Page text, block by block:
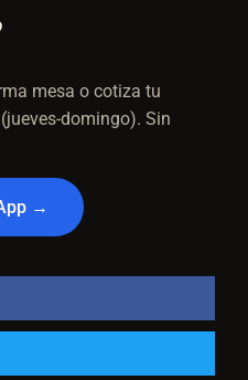
mesa o cotiza tu
domingo). Sin
→